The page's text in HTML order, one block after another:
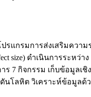
แกรมการส่งเสริมคว
ดำเนินการระหว่า
ร 7 กิจกรรม เก็บข้อมู
ลหิต วิเคราะห์ข้อมูลด้